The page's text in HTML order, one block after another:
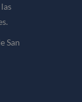
San